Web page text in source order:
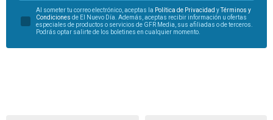
Al someter tu correo electrónico, aceptas la Política de Privacidad yTérminos y
Condiciones de El Nuevo Día. Además, aceptas recibir información u ofertas
especiales de productos o servicios de GFR Media, sus afiliadas o de terceros.
Podrás optar salirte de los boletines en cualquier momento.